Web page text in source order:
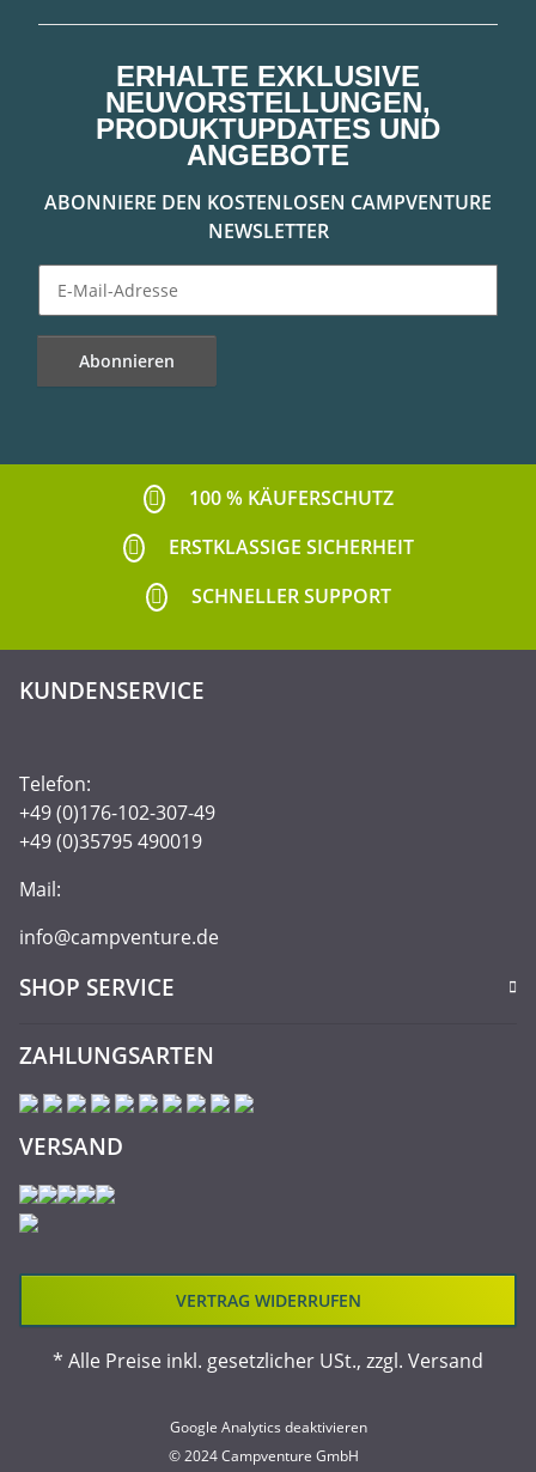
ERHALTE EXKLUSIVE
NEUVORSTELLUNGEN,
PRODUKTUPDATES UND
ANGEBOTE
ABONNIERE DEN KOSTENLOSEN CAMPVENTURE
NEWSLETTER
Abonnieren
100 % KÄUFERSCHUTZ
ERSTKLASSIGE SICHERHEIT
SCHNELLER SUPPORT
KUNDENSERVICE
Telefon:
+49 (0)176-102-307-49
+49 (0)35795 490019
Mail:
info@campventure.de
SHOP SERVICE
ZAHLUNGSARTEN
VERSAND
VERTRAG WIDERRUFEN
* Alle Preise inkl. gesetzlicher USt., zzgl. Versand
Google Analytics deaktivieren
© 2024 Campventure GmbH